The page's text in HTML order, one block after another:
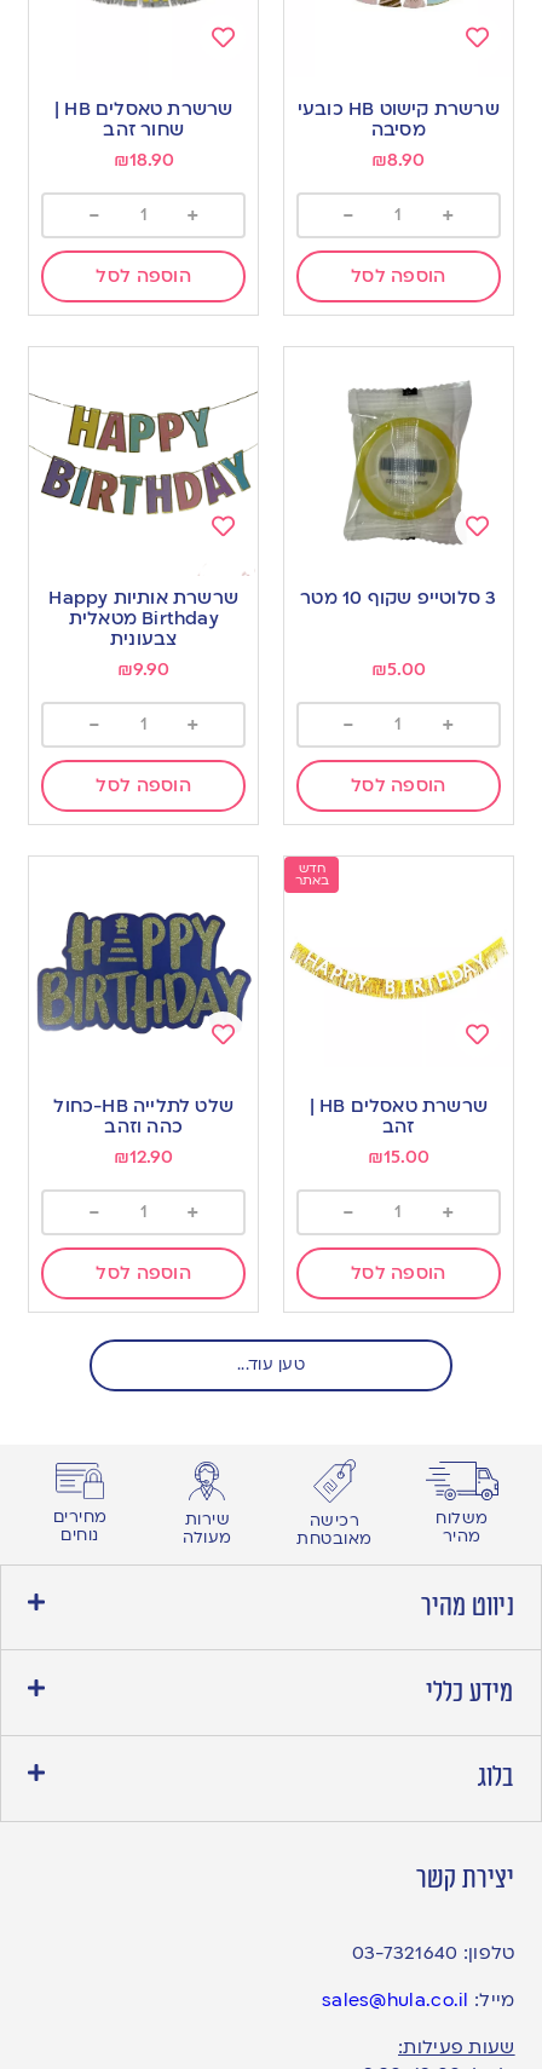
to
שרשרת קישוט HB כובעי
מסיבה
₪8.90
+
-
הוספה לסל
to
wishlist
שרשרת טאסלים HB |
שחור זהב
₪18.90
+
-
הוספה לסל
to
wishlist
3 סלוטייפ שקוף 10 מטר
₪5.00
+
-
הוספה לסל
to
wishlist
שרשרת אותיות Happy
Birthday מטאלית
צבעונית
₪9.90
+
-
הוספה לסל
חדש
באתר
to
שרשרת טאסלים HB |
זהב
₪15.00
+
-
הוספה לסל
to
wishlist
שלט לתלייה HB-כחול
כהה וזהב
₪12.90
+
-
הוספה לסל
טען עוד...
משלוח
מהיר
רכישה
מאובטחת
שירות
מעולה
מחירים
נוחים
ניווט מהיר
מידע כללי
בלוג
יצירת קשר
טלפון: 03-7321640
מייל: sales@hula.co.il
שעות פעילות: